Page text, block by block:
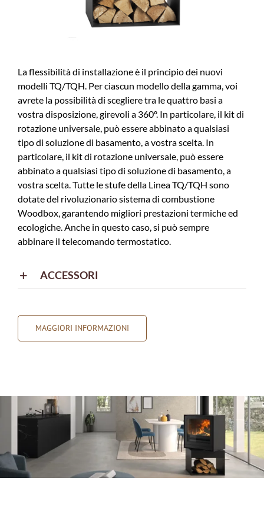
La flessibilità di installazione è il principio dei nuovi
modelli TQ/TQH. Per ciascun modello della gamma, voi
avrete la possibilità di scegliere tra le quattro basi a
vostra disposizione, girevoli a 360º. In particolare, il kit di
rotazione universale, può essere abbinato a qualsiasi
tipo di soluzione di basamento, a vostra scelta. In
particolare, il kit di rotazione universale, può essere
abbinato a qualsiasi tipo di soluzione di basamento, a
vostra scelta. Tutte le stufe della Linea TQ/TQH sono
dotate del rivoluzionario sistema di combustione
Woodbox, garantendo migliori prestazioni termiche ed
ecologiche. Anche in questo caso, si può sempre
abbinare il telecomando termostatico.
ACCESSORI
MAGGIORI INFORMAZIONI